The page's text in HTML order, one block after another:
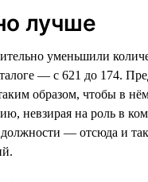
лучше
уменьшили
— с 621 до 174.
таким образом, чтобы в
невзирая на роль в
— отсюда и